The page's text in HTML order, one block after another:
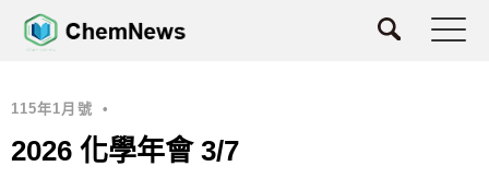
115年1月號 •
2026 化學年會 3/7